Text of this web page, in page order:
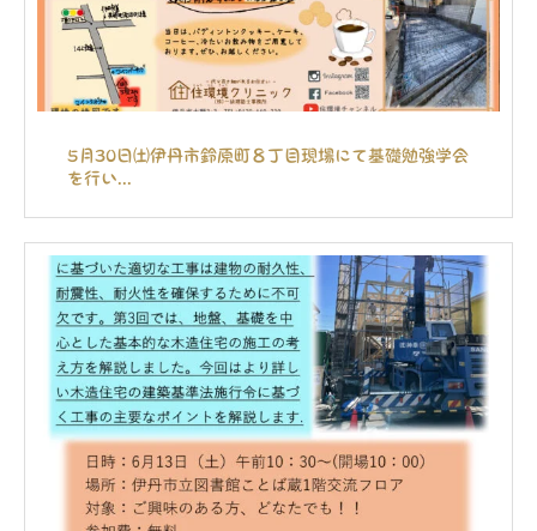
5月30日㈯伊丹市鈴原町８丁目現場にて基礎勉強学会
を行い...